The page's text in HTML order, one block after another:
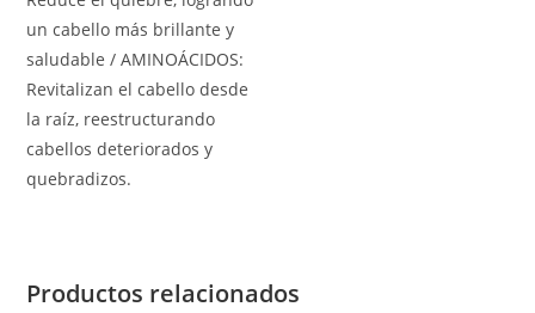
un cabello más brillante y
saludable / AMINOÁCIDOS:
Revitalizan el cabello desde
la raíz, reestructurando
cabellos deteriorados y
quebradizos.
Productos relacionados